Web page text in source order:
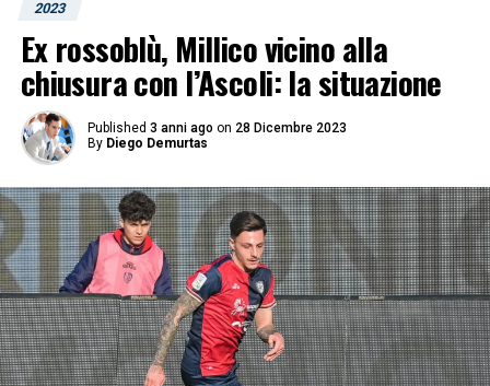
2023
Ex rossoblù, Millico vicino alla
chiusura con l’Ascoli: la situazione
Published 3 anni ago on 28 Dicembre 2023
By Diego Demurtas